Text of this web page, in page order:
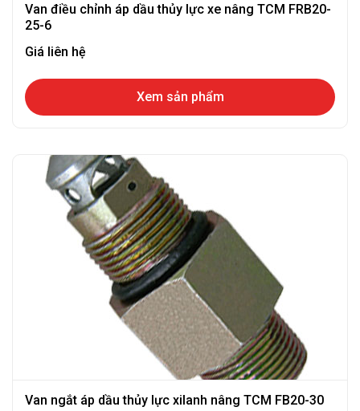
Van điều chỉnh áp dầu thủy lực xe nâng TCM FRB20-
25-6
Giá liên hệ
Xem sản phẩm
Van ngắt áp dầu thủy lực xilanh nâng TCM FB20-30